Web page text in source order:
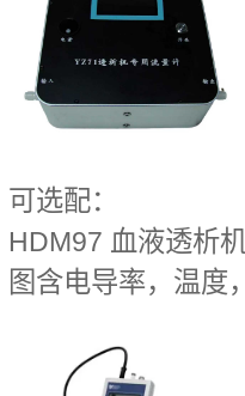
可选配：
HDM97 血液透析
图含电导率，温度